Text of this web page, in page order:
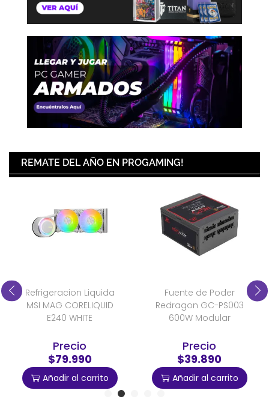
REMATE DEL AÑO EN PROGAMING!
Refrigeracion Liquida
MSI MAG CORELIQUID
E240 WHITE
Precio
$79.990
Añadir al carrito
Fuente de Poder
Redragon GC-PS003
600W Modular
Precio
$39.890
Añadir al carrito